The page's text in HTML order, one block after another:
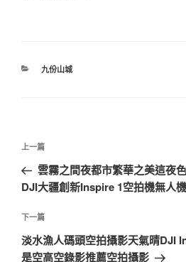
九份山城
上一篇
雲霧之間夜都市繁華之美這夜
DJI大疆創新Inspire 1空拍機無人
下一篇
淡水漁人碼頭空拍攝影天氣晴DJI
是空高空錄影推薦空拍攝影